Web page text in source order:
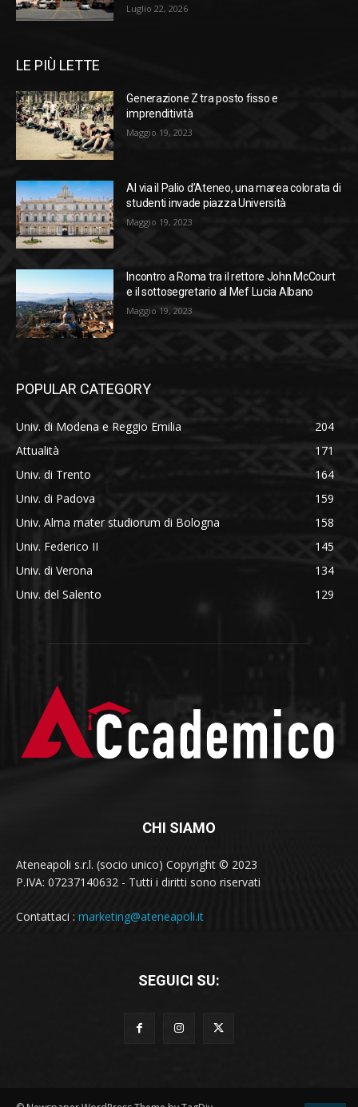
Luglio 22, 2026
LE PIÙ LETTE
Generazione Z tra posto fisso e
imprenditività
Maggio 19, 2023
Al via il Palio d’Ateneo, una marea colorata di
studenti invade piazza Università
Maggio 19, 2023
Incontro a Roma tra il rettore John McCourt
e il sottosegretario al Mef Lucia Albano
Maggio 19, 2023
POPULAR CATEGORY
Univ. di Modena e Reggio Emilia
204
Attualità
171
Univ. di Trento
164
Univ. di Padova
159
Univ. Alma mater studiorum di Bologna
158
Univ. Federico II
145
Univ. di Verona
134
Univ. del Salento
129
CHI SIAMO
Ateneapoli s.r.l. (socio unico) Copyright © 2023
P.IVA: 07237140632 - Tutti i diritti sono riservati
Contattaci : marketing@ateneapoli.it
SEGUICI SU: